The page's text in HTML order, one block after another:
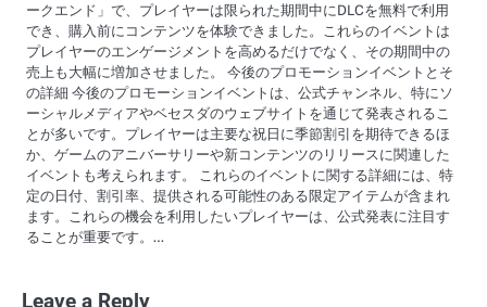
ークエンド」で、プレイヤーは限られた期間中にDLCを無料で利用
でき、購入前にコンテンツを体験できました。これらのイベントは
プレイヤーのエンゲージメントを高めるだけでなく、その期間中の
売上も大幅に増加させました。 今後のプロモーションイベントとそ
の詳細 今後のプロモーションイベントは、公式チャンネル、特にソ
ーシャルメディアやベセスダのウェブサイトを通じて発表されるこ
とが多いです。プレイヤーは主要な祝日に季節割引を期待できるほ
か、ゲームのアニバーサリーや新コンテンツのリリースに関連した
イベントも考えられます。 これらのイベントに関する詳細には、特
定の日付、割引率、提供される可能性のある限定アイテムが含まれ
ます。これらの機会を利用したいプレイヤーは、公式発表に注目す
ることが重要です。…
Leave a Reply